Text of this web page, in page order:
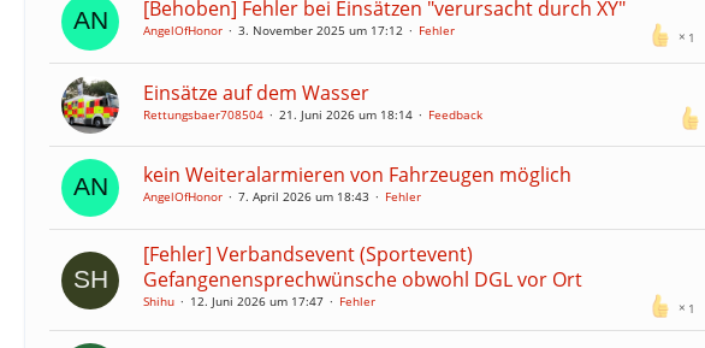
[Behoben] Fehler bei Einsätzen "verursacht durch XY"
1
AngelOfHonor 3. November 2025 um 17:12 Fehler
Einsätze auf dem Wasser
Rettungsbaer708504 21. Juni 2026 um 18:14 Feedback
kein Weiteralarmieren von Fahrzeugen möglich
AngelOfHonor 7. April 2026 um 18:43 Fehler
[Fehler] Verbandsevent (Sportevent)
Gefangenensprechwünsche obwohl DGL vor Ort
1
Shihu 12. Juni 2026 um 17:47 Fehler